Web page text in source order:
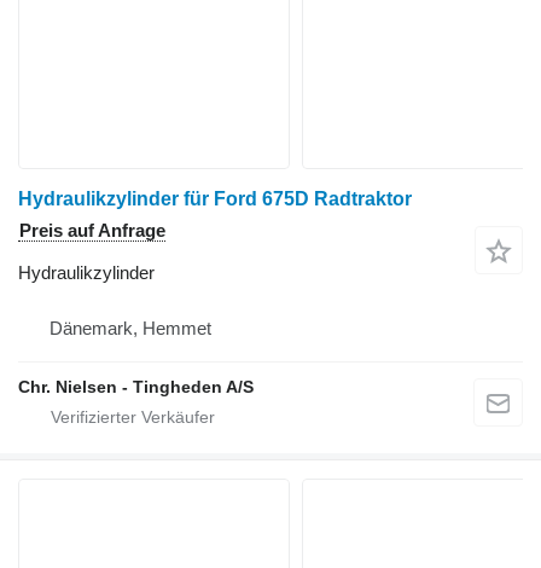
Hydraulikzylinder für Ford 675D Radtraktor
Preis auf Anfrage
Hydraulikzylinder
Dänemark, Hemmet
Chr. Nielsen - Tingheden A/S